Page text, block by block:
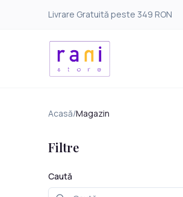
Livrare Gratuită peste 349 RON
Acasă/Magazin
Filtre
Caută